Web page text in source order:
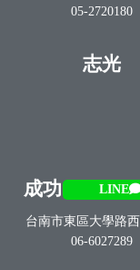
05-2720180
志光
成功 LINE
台南市東區大學路
06-6027289